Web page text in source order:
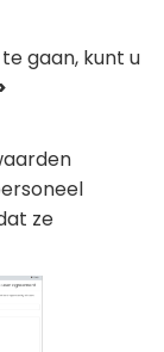
gaan, kunt u
ze